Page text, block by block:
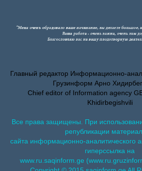
Главный редактор Информационно-
Грузинформ Арно
Chief editor of Information agency
Khidirbegishvili
Все права защищены. При
републикации
сайта информационно-аналитического
гиперссылка на
www.ru.saqinform.ge